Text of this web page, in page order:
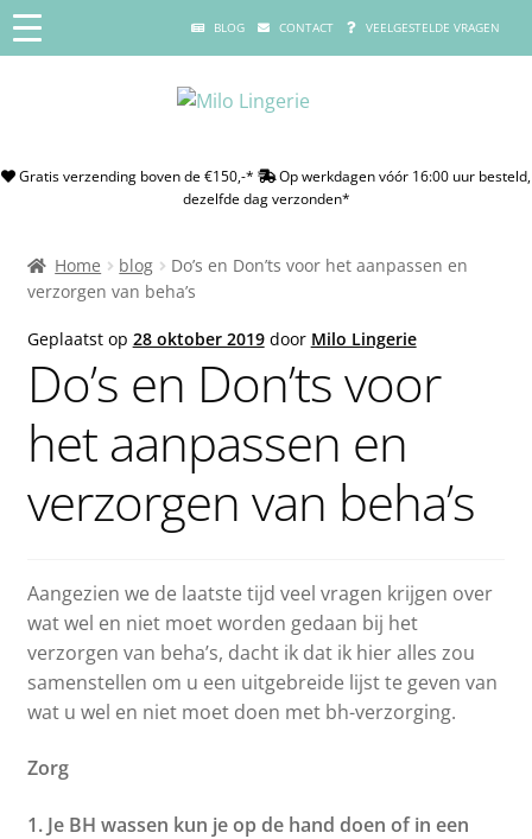
BLOG CONTACT VEELGESTELDE VRAGEN
Gratis verzending boven de €150,-*
Op werkdagen vóór 16:00 uur besteld,
dezelfde dag verzonden*
Home blog
Do’s en Don’ts voor het aanpassen en
verzorgen van beha’s
Geplaatst op 28 oktober 2019 door Milo Lingerie
Do’s en Don’ts voor
het aanpassen en
verzorgen van beha’s
Aangezien we de laatste tijd veel vragen krijgen over
wat wel en niet moet worden gedaan bij het
verzorgen van beha’s, dacht ik dat ik hier alles zou
samenstellen om u een uitgebreide lijst te geven van
wat u wel en niet moet doen met bh-verzorging.
Zorg
1. Je BH wassen kun je op de hand doen of in een